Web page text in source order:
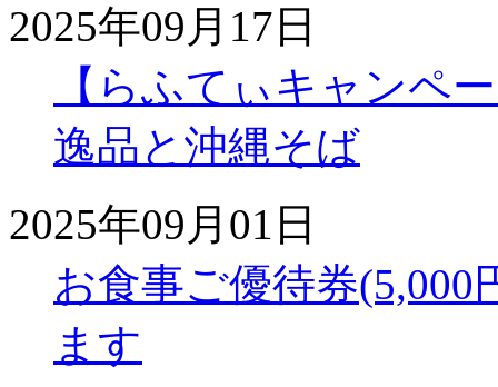
2025年09月17日
【らふてぃキャンペ
逸品と沖縄そば
2025年09月01日
お食事ご優待券(5,000
ます